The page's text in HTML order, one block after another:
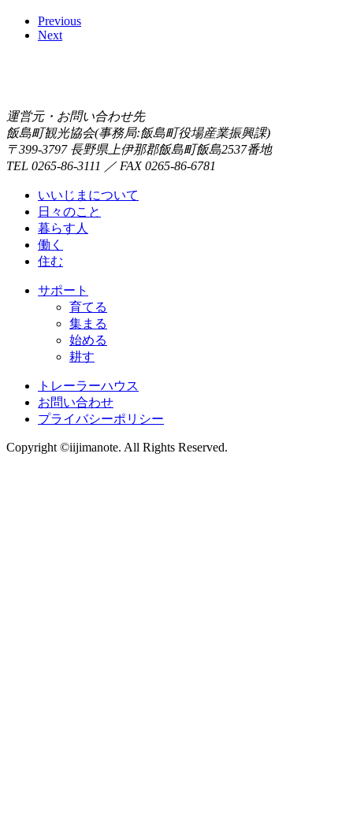
Previous
Next
運営元・お問い合わせ先
飯島町観光協会(事務局:飯島町役場産業振興課)
〒399-3797 長野県上伊那郡飯島町飯島2537番地
TEL 0265-86-3111 ／ FAX 0265-86-6781
いいじまについて
日々のこと
暮らす人
働く
住む
サポート
育てる
集まる
始める
耕す
トレーラーハウス
お問い合わせ
プライバシーポリシー
Copyright ©iijimanote. All Rights Reserved.